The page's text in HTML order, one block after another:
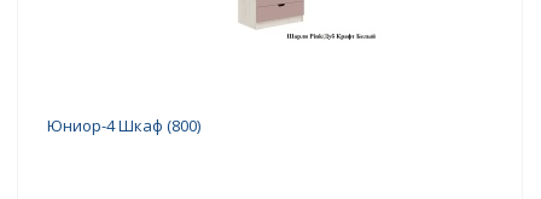
Юниор-4 Шкаф (800)